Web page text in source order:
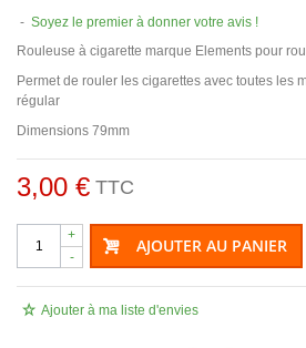
- Soyez le premier à donner votre avis !
Rouleuse à cigarette marque Elements pour
Permet de rouler les cigarettes avec toutes les
régular
Dimensions 79mm
3,00 € TTC
-
+ AJOUTER AU PANIER
Ajouter à ma liste d'envies